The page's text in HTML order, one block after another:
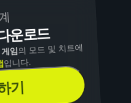
운로드
임의 모드 및 치트에
입니다.
기